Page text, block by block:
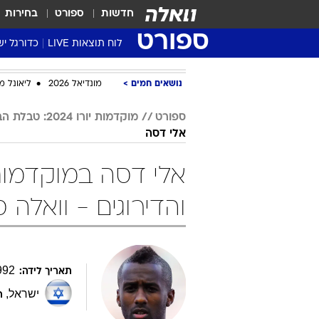
חדשות ספורט בחירות
ספורט לוח תוצאות LIVE כדורגל
ליגת העל Winner
גביע
נבחרות
ליגה
ליגה א'
נושאים חמים מונדיאל 2026 ליאונל
ספורט מוקדמות יורו 2024: טבלת הבתים והדירוגים - וואלה ספורט
אלי דסה
והדירוגים -
תאריך לידה:
ישראל,